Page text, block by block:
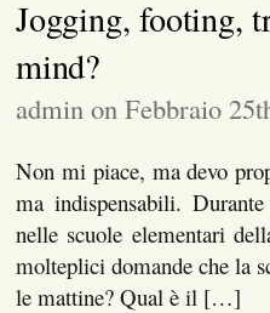
Jogging, footing,
mind?
admin on Febbraio
Non mi piace, ma devo
ma indispensabili.
nelle scuole elementari
molteplici domande che la
le mattine? Qual è il […]